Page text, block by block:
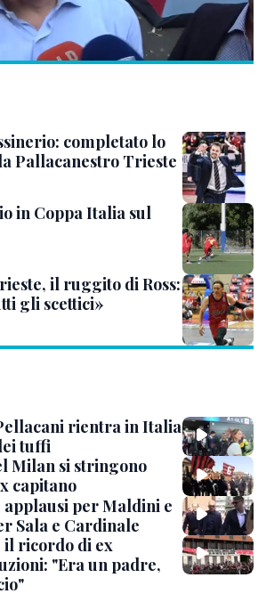
completato lo
Pallacanestro Trieste
in Coppa Italia sul
il ruggito di Ross:
gli scettici»
rientra in Italia
tuffi
Milan si stringono
capitano
per Maldini e
Sala e Cardinale
ricordo di ex
"Era un padre,